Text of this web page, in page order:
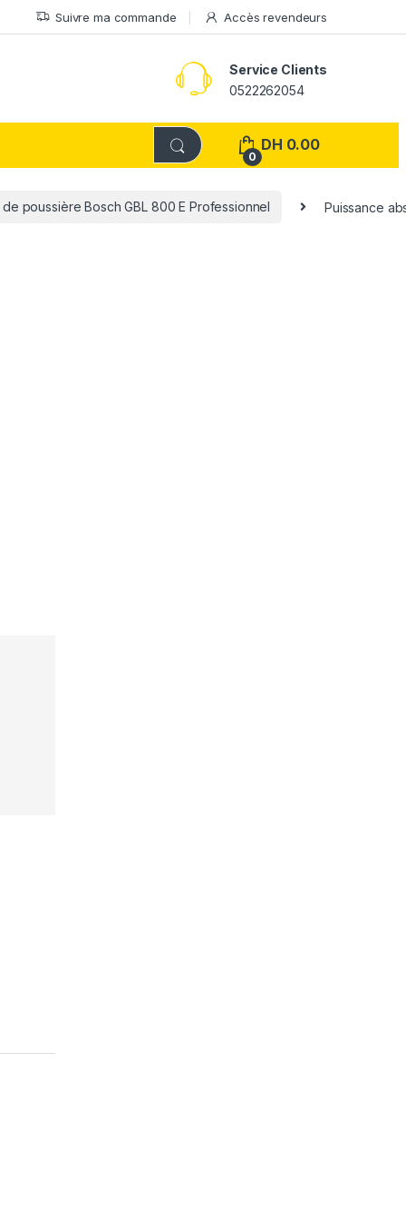
Suivre ma commande Accès revendeurs
Service Clients
0522262054
0
DH 0.00
poussière Bosch GBL 800 E Professionnel Puissance